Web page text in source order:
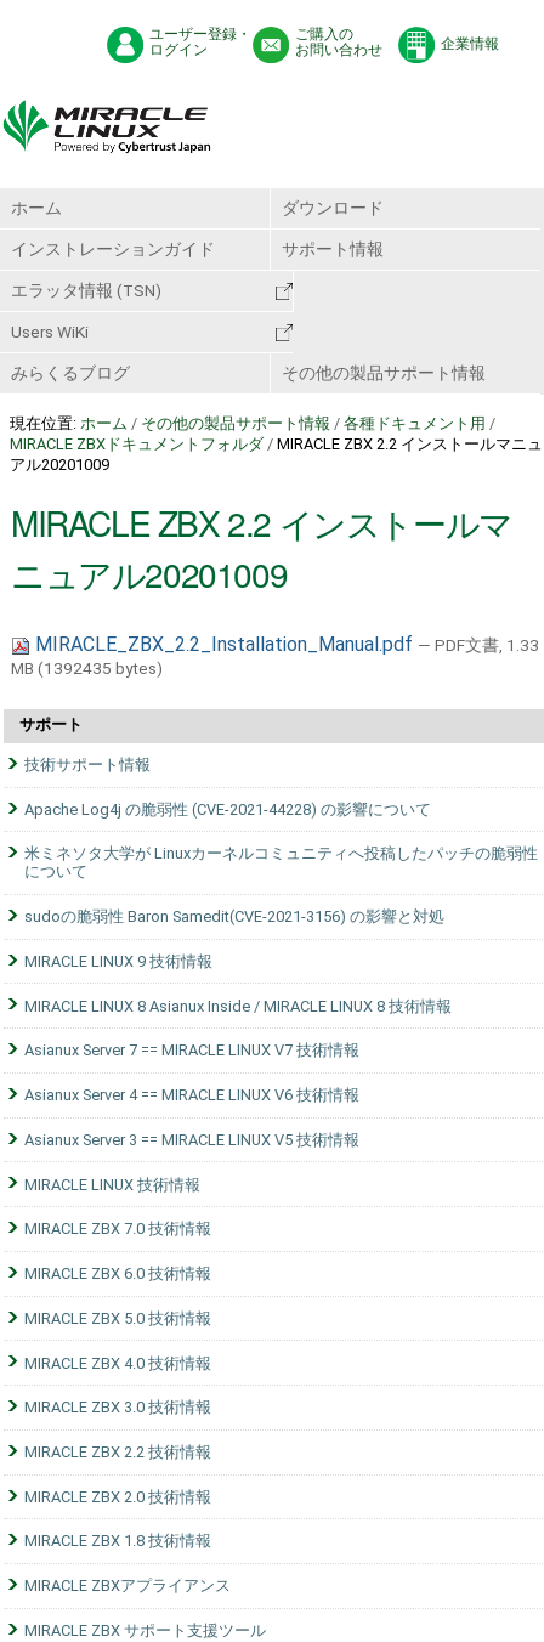
ユーザー登録・
ログイン
ご購入の
お問い合わせ
企業情報
ホーム ダウンロード
インストレーションガイド サポート情報
エラッタ情報 (TSN)
Users WiKi
みらくるブログ その他の製品サポート情報
現在位置: ホーム / その他の製品サポート情報 / 各種ドキュメント用 /
MIRACLE ZBXドキュメントフォルダ / MIRACLE ZBX 2.2 インストールマニュ
アル20201009
MIRACLE ZBX 2.2 インストールマ
ニュアル20201009
MIRACLE_ZBX_2.2_Installation_Manual.pdf — PDF文書, 1.33
MB (1392435 bytes)
サポート
技術サポート情報
Apache Log4j の脆弱性 (CVE-2021-44228) の影響について
米ミネソタ大学が Linuxカーネルコミュニティへ投稿したパッチの脆弱性
について
sudoの脆弱性 Baron Samedit(CVE-2021-3156) の影響と対処
MIRACLE LINUX 9 技術情報
MIRACLE LINUX 8 Asianux Inside / MIRACLE LINUX 8 技術情報
Asianux Server 7 == MIRACLE LINUX V7 技術情報
Asianux Server 4 == MIRACLE LINUX V6 技術情報
Asianux Server 3 == MIRACLE LINUX V5 技術情報
MIRACLE LINUX 技術情報
MIRACLE ZBX 7.0 技術情報
MIRACLE ZBX 6.0 技術情報
MIRACLE ZBX 5.0 技術情報
MIRACLE ZBX 4.0 技術情報
MIRACLE ZBX 3.0 技術情報
MIRACLE ZBX 2.2 技術情報
MIRACLE ZBX 2.0 技術情報
MIRACLE ZBX 1.8 技術情報
MIRACLE ZBXアプライアンス
MIRACLE ZBX サポート支援ツール